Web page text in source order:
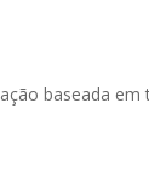
baseada em